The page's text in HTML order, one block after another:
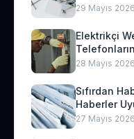
29 Mayıs 2026
Elektrikçi
28 Mayıs 2026
Sıfırdan
Haberler
27 Mayıs 2026